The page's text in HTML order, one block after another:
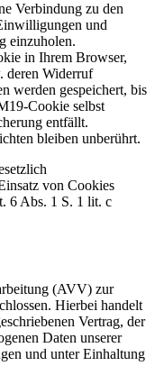
Verbindung zu den
und
einzuholen.
in Ihrem Browser,
deren Widerruf
werden gespeichert, bis
Cookie selbst
entfällt.
bleiben unberührt.
von Cookies
6 Abs. 1 S. 1 lit. c
(AVV) zur
Hierbei handelt
Vertrag, der
Daten unserer
und unter Einhaltung